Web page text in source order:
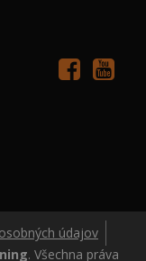
údajov
. Všechna práva